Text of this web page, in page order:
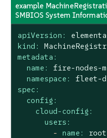
example
SMBIOS System
apiVersion:
kind:
metadata:
name:
fire-nodes-
namespace:
fleet-
spec:
config:
cloud-config:
users:
-
name:
root